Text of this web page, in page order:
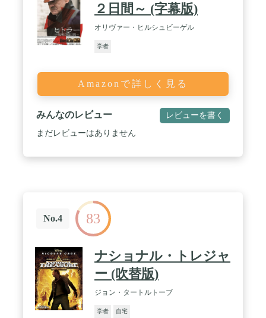
２日間～ (字幕版)
オリヴァー・ヒルシュビーゲル
学者
Amazonで詳しく見る
みんなのレビュー レビューを書く
まだレビューはありません
No.4 83
ナショナル・トレジャ
ー (吹替版)
ジョン・タートルトーブ
学者 自宅